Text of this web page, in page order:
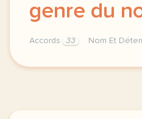
genre du
Accords 33 Nom Et
identification du